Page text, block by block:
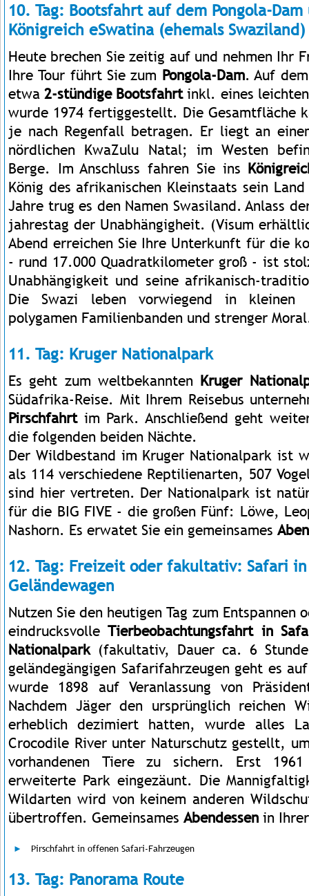
10. Tag: Bootsfahrt auf dem Pongola-
Königreich eSwatina (ehemals Swaziland)
Heute brechen Sie zeitig auf und nehmen Ihr
Ihre Tour führt Sie zum Pongola-Dam. Auf
etwa2-stündige Bootsfahrtinkl. eines
wurde 1974 fertiggestellt. Die Gesamtfläche
je nach Regenfall betragen. Er liegt an
nördlichen KwaZulu Natal; im Westen
Berge. Im Anschluss fahren Sie ins
König des afrikanischen Kleinstaats sein
Jahre trug es den Namen Swasiland. Anlass
jahrestag der Unabhängigheit. (Visum
Abend erreichen Sie Ihre Unterkunft für die
- rund 17.000 Quadratkilometer groß - ist
Unabhängigkeit und seine afrikanisch-
Die Swazi leben vorwiegend in kleinen
polygamen Familienbanden und strenger
11. Tag: Kruger Nationalpark
Es geht zum weltbekannten Kruger
Südafrika-Reise. Mit Ihrem Reisebus
Pirschfahrt im Park. Anschließend geht
die folgenden beiden Nächte.
Der Wildbestand im Kruger Nationalpark ist
als 114 verschiedene Reptilienarten, 507
sind hier vertreten. Der Nationalpark ist
für die BIG FIVE - die großen Fünf: Löwe,
Nashorn. Es erwatet Sie ein gemeinsames
12. Tag: Freizeit oder fakultativ: Safari
Geländewagen
Nutzen Sie den heutigen Tag zum Entspannen
eindrucksvolleTierbeobachtungsfahrt in
Nationalpark (fakultativ, Dauer ca. 6
geländegängigen Safarifahrzeugen geht es
wurde 1898 auf Veranlassung von
Nachdem Jäger den ursprünglich reichen
erheblich dezimiert hatten, wurde alles
Crocodile River unter Naturschutz gestellt,
vorhandenen Tiere zu sichern. Erst
erweiterte Park eingezäunt. Die
Wildarten wird von keinem anderen
übertroffen. Gemeinsames Abendessen in
Pirschfahrt in offenen Safari-Fahrzeugen
13. Tag: Panorama Route